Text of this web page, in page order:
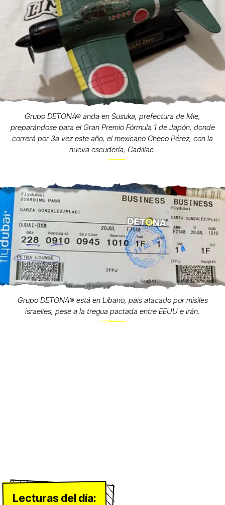
Grupo DETONA® anda en Susuka, prefectura de Mie,
preparándose para el Gran Premio Fórmula 1 de Japón, donde
correrá por 3a vez este año, el mexicano Checo Pérez, con la
nueva escudería, Cadillac.
Grupo DETONA®️ está en Líbano, país atacado por misiles
israelíes, pese a la tregua pactada entre EEUU e Irán.
Lecturas del día: